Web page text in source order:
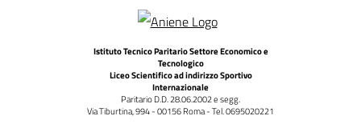
Istituto Tecnico Paritario Settore Economico e
Tecnologico
Liceo Scientifico ad indirizzo Sportivo
Internazionale
Paritario D.D. 28.06.2002 e segg.
Via Tiburtina, 994 - 00156 Roma - Tel. 0695020221